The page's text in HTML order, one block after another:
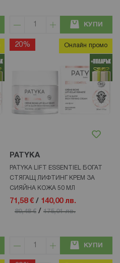
КУПИ
20% Онлайн промо
PATYKA
PATYKA LIFT ESSENTIEL БОГАТ
СТЯГАЩ ЛИФТИНГ КРЕМ ЗА
СИЯЙНА КОЖА 50 МЛ
71,58 € / 140,00 лв.
89,48 € / 175,01 лв.
КУПИ